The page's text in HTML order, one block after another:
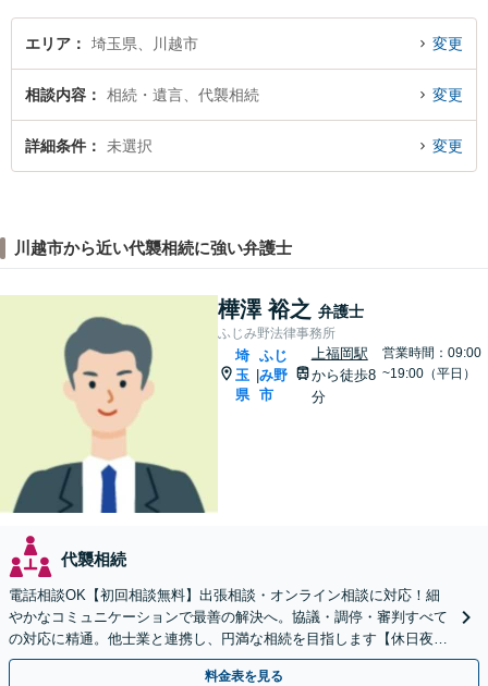
エリア 埼玉県、川越市 変更
相談内容 相続・遺言、代襲相続 変更
詳細条件 未選択 変更
川越市から近い代襲相続に強い弁護士
樺澤 裕之 弁護士
ふじみ野法律事務所
埼
玉
県
ふじ
み野
市
上福岡駅
から徒歩8
分
営業時間：09:00
~19:00（平日）
代襲相続
電話相談OK【初回相談無料】出張相談・オンライン相談に対応！細
やかなコミュニケーションで最善の解決へ。協議・調停・審判すべて
の対応に精通。他士業と連携し、円満な相続を目指します【休日夜間
対応】【上福岡駅8分】生前対策もお任せください
料金表を見る